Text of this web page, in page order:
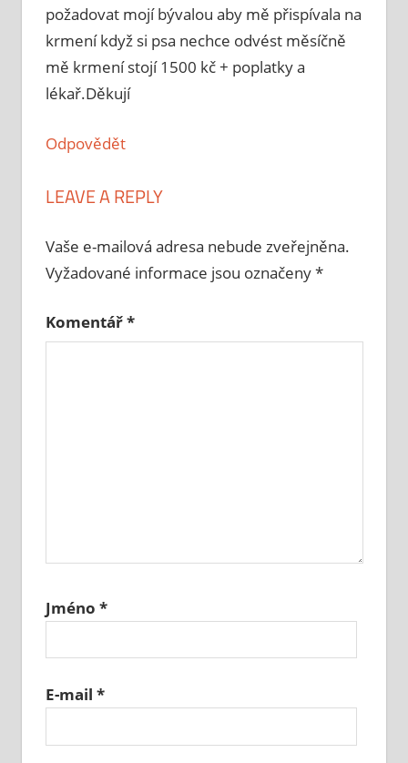
požadovat mojí bývalou aby mě přispívala na
krmení když si psa nechce odvést měsíčně
mě krmení stojí 1500 kč + poplatky a
lékař.Děkují
Odpovědět
LEAVE A REPLY
Vaše e-mailová adresa nebude zveřejněna.
Vyžadované informace jsou označeny*
Komentář*
Jméno *
E-mail *